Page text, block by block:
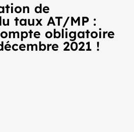
de
taux AT/MP :
obligatoire
2021 !